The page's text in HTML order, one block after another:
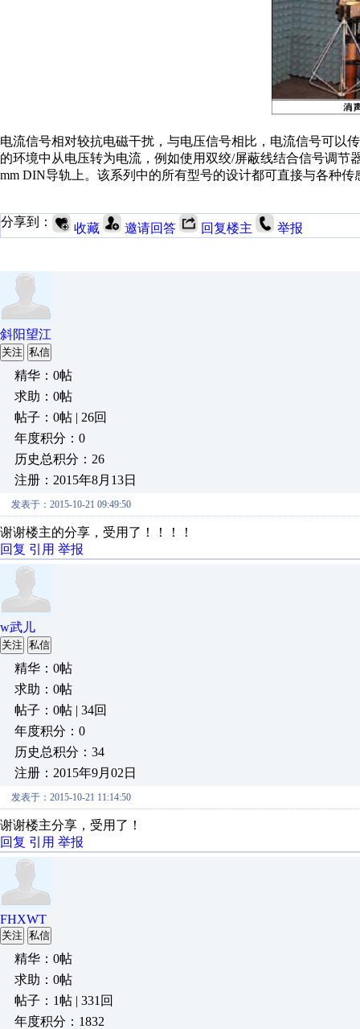
电流信号相对较抗电磁干扰，与电压信号相比，电流信号可以
的环境中从电压转为电流，例如使用双绞/屏蔽线结合信号调
mm DIN导轨上。该系列中的所有型号的设计都可直接与各种
分享到： 收藏 邀请回答 回复楼主 举报
斜阳望江
关注 私信
精华：0帖
求助：0帖
帖子：0帖 | 26回
年度积分：0
历史总积分：26
注册：2015年8月13日
发表于：2015-10-21 09:49:50
谢谢楼主的分享，受用了！！！！
回复 引用 举报
w武儿
关注 私信
精华：0帖
求助：0帖
帖子：0帖 | 34回
年度积分：0
历史总积分：34
注册：2015年9月02日
发表于：2015-10-21 11:14:50
谢谢楼主分享，受用了！
回复 引用 举报
FHXWT
关注 私信
精华：0帖
求助：0帖
帖子：1帖 | 331回
年度积分：1832